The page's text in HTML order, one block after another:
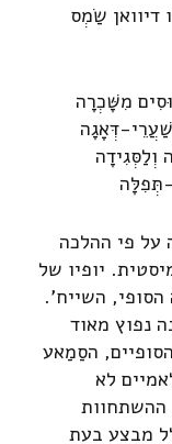
דיוואן שַׂמְס
מִשָּׁכְרָה
דְּאָגָה
וְלַסְּגִידָה
תְּפִלָּה
על פי ההלכה
יופיו של
השייח'.
נפוץ מאוד
הסַמַאע
לא
ההשתחוות
מבצע בעת